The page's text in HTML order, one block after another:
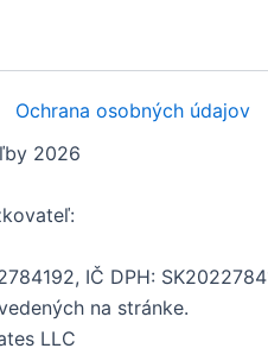
Ochrana osobných údajov
2026
IČ DPH:
na stránke.
LLC